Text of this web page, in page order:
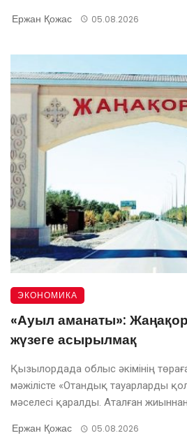
Ержан Қожас 05.08.2026
ЭКОНОМИКА
«Ауыл аманаты»:
жүзеге асырылмақ
Қызылордада облыс әкімінің
мәжілісте «Отандық тауарларды
мәселесі қаралды. Аталған
Ержан Қожас 05.08.2026